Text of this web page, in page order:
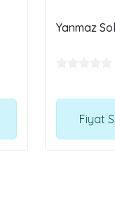
Yanmaz
Fiyat